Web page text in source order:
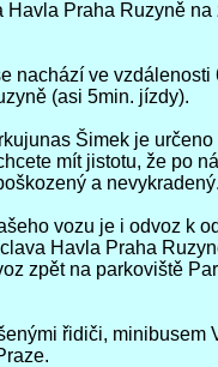
Havla Praha Ruzyně na
nachází ve vzdálenosti
(asi 5min. jízdy).
Šimek je určeno
mít jistotu, že po
a nevykradený.
vozu je i odvoz k
Havla Praha
zpět na parkoviště
řidiči, minibusem